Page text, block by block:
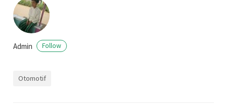
Admin Follow
Otomotif